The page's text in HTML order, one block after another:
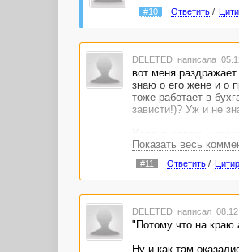
#10 Ответить/
DELETED написала
вот меня
знаю о его жене и о
тоже работает в
зависти!)? Уж и не
Показать весь
#11 Ответить/
DELETED написал
"Потому что на краю
Ну и как там